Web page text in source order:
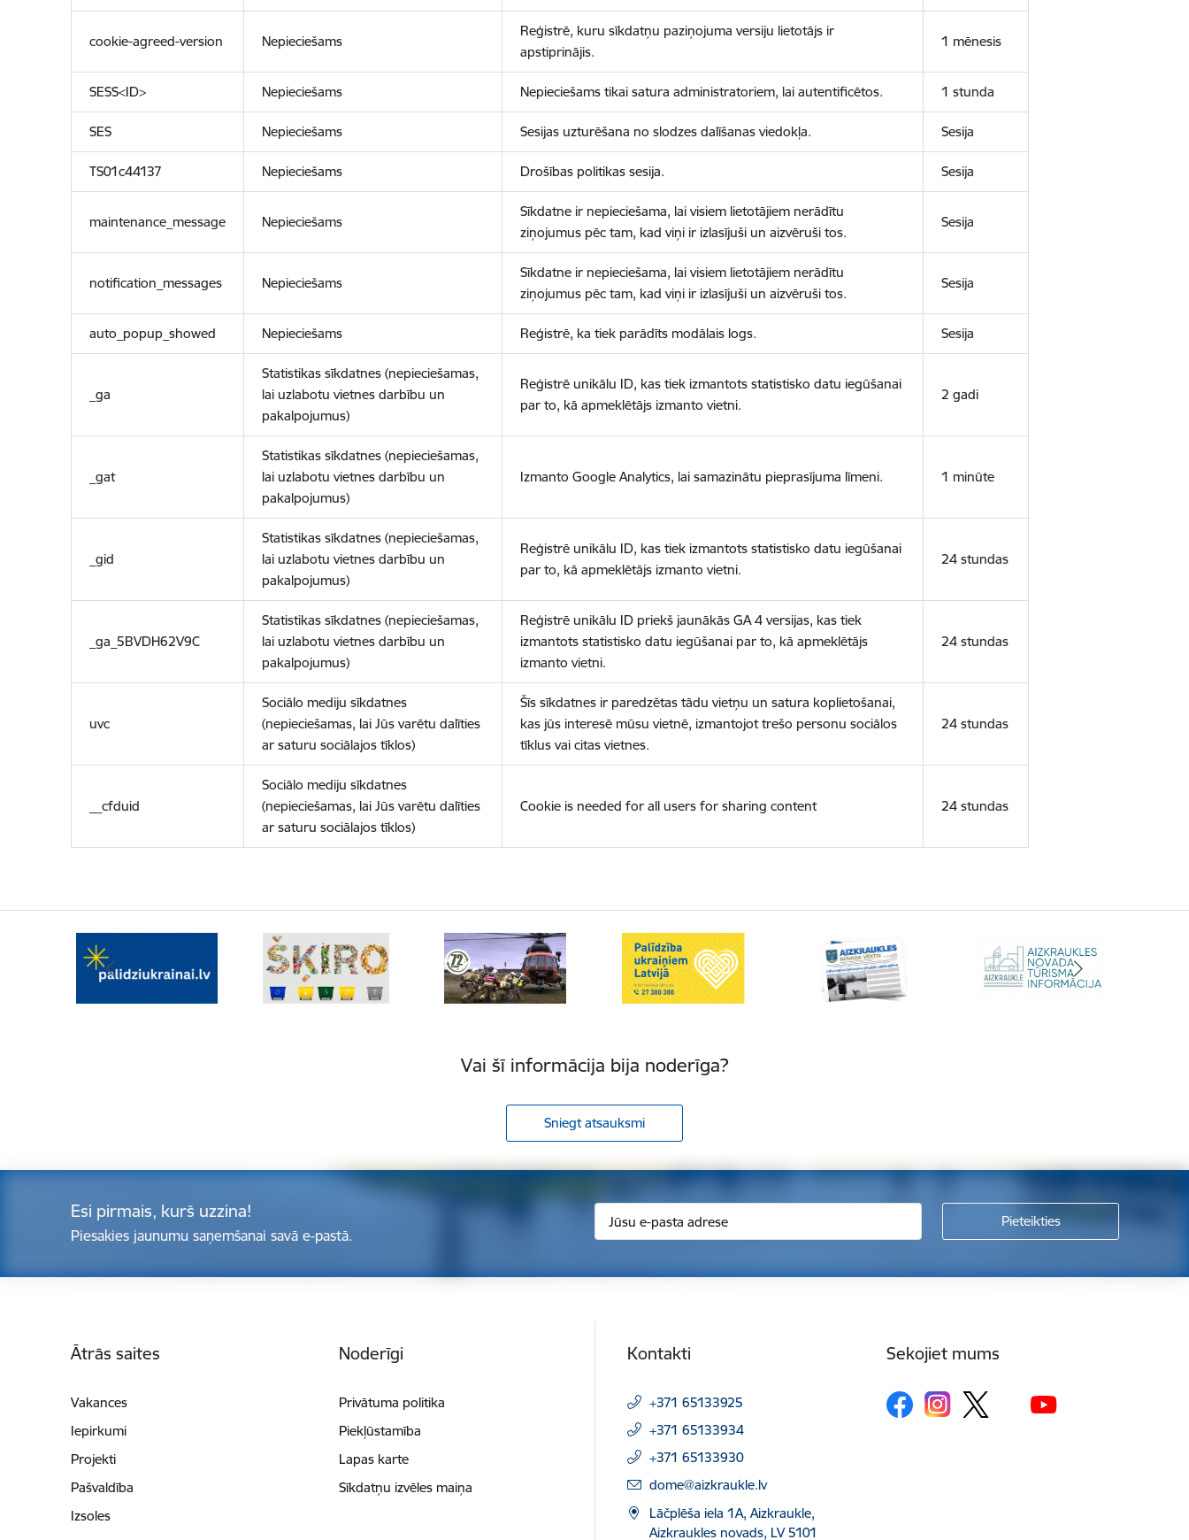
cookie-agreed-version Nepieciešams
Reģistrē, kuru sīkdatņu paziņojuma versiju lietotājs ir
apstiprinājis.
1 mēnesis
SESS<ID> Nepieciešams Nepieciešams tikai satura administratoriem, lai autentificētos. 1 stunda
SES Nepieciešams Sesijas uzturēšana no slodzes dalīšanas viedokļa. Sesija
TS01c44137 Nepieciešams Drošības politikas sesija. Sesija
maintenance_message Nepieciešams
Sīkdatne ir nepieciešama, lai visiem lietotājiem nerādītu
ziņojumus pēc tam, kad viņi ir izlasījuši un aizvēruši tos.
Sesija
notification_messages Nepieciešams
Sīkdatne ir nepieciešama, lai visiem lietotājiem nerādītu
ziņojumus pēc tam, kad viņi ir izlasījuši un aizvēruši tos.
Sesija
auto_popup_showed Nepieciešams Reģistrē, ka tiek parādīts modālais logs. Sesija
_ga
Statistikas sīkdatnes (nepieciešamas,
lai uzlabotu vietnes darbību un
pakalpojumus)
Reģistrē unikālu ID, kas tiek izmantots statistisko datu iegūšanai
par to, kā apmeklētājs izmanto vietni.
2 gadi
_gat
Statistikas sīkdatnes (nepieciešamas,
lai uzlabotu vietnes darbību un
pakalpojumus)
Izmanto Google Analytics, lai samazinātu pieprasījuma līmeni. 1 minūte
_gid
Statistikas sīkdatnes (nepieciešamas,
lai uzlabotu vietnes darbību un
pakalpojumus)
Reģistrē unikālu ID, kas tiek izmantots statistisko datu iegūšanai
par to, kā apmeklētājs izmanto vietni.
24 stundas
_ga_5BVDH62V9C
Statistikas sīkdatnes (nepieciešamas,
lai uzlabotu vietnes darbību un
pakalpojumus)
Reģistrē unikālu ID priekš jaunākās GA 4 versijas, kas tiek
izmantots statistisko datu iegūšanai par to, kā apmeklētājs
izmanto vietni.
24 stundas
uvc
Sociālo mediju sīkdatnes
(nepieciešamas, lai Jūs varētu dalīties
ar saturu sociālajos tīklos)
Šīs sīkdatnes ir paredzētas tādu vietņu un satura koplietošanai,
kas jūs interesē mūsu vietnē, izmantojot trešo personu sociālos
tīklus vai citas vietnes.
24 stundas
__cfduid
Sociālo mediju sīkdatnes
(nepieciešamas, lai Jūs varētu dalīties
ar saturu sociālajos tīklos)
Cookie is needed for all users for sharing content 24 stundas
Vai šī informācija bija noderīga?
Sniegt atsauksmi
Esi pirmais, kurš uzzina!
Piesakies jaunumu saņemšanai savā e-pastā.
Ātrās saites
Vakances
Iepirkumi
Projekti
Pašvaldība
Izsoles
Noderīgi
Privātuma politika
Piekļūstamība
Lapas karte
Sīkdatņu izvēles maiņa
Kontakti
+371 65133925
+371 65133934
+371 65133930
E-pasts:
dome@aizkraukle.lv
Lāčplēša iela 1A, Aizkraukle,
Aizkraukles novads, LV 5101
Sekojiet mums